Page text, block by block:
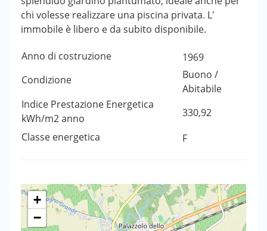
chi volesse realizzare una piscina privata. L'
immobile è libero e da subito disponibile.
Anno di costruzione
1969
Condizione
Buono /
Abitabile
Indice Prestazione Energetica
kWh/m2 anno
330,92
Classe energetica
F
+
−